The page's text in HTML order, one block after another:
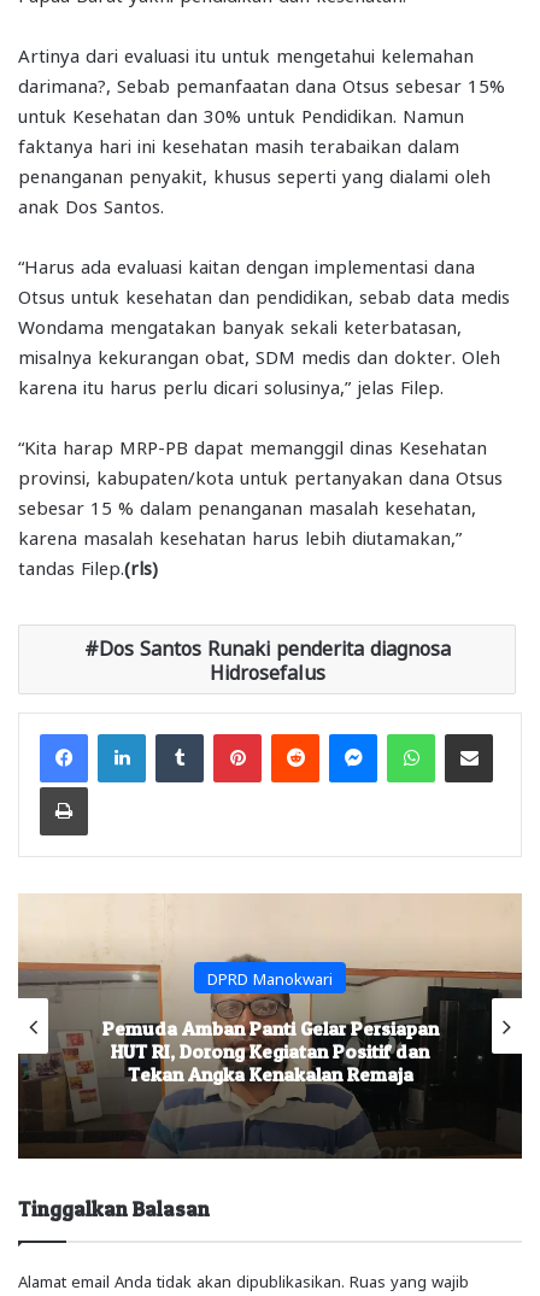
Artinya dari evaluasi itu untuk mengetahui kelemahan
darimana?, Sebab pemanfaatan dana Otsus sebesar 15%
untuk Kesehatan dan 30% untuk Pendidikan. Namun
faktanya hari ini kesehatan masih terabaikan dalam
penanganan penyakit, khusus seperti yang dialami oleh
anak Dos Santos.
“Harus ada evaluasi kaitan dengan implementasi dana
Otsus untuk kesehatan dan pendidikan, sebab data medis
Wondama mengatakan banyak sekali keterbatasan,
misalnya kekurangan obat, SDM medis dan dokter. Oleh
karena itu harus perlu dicari solusinya,” jelas Filep.
“Kita harap MRP-PB dapat memanggil dinas Kesehatan
provinsi, kabupaten/kota untuk pertanyakan dana Otsus
sebesar 15 % dalam penanganan masalah kesehatan,
karena masalah kesehatan harus lebih diutamakan,”
tandas Filep. (rls)
Dos Santos Runaki penderita diagnosa
Hidrosefalus
FacebookLinkedInTumblr PinterestReddit MessengerWhatsAppShare via Email
Print
DPRD Manokwari
Pemuda Amban Panti Gelar Persiapan
HUT RI, Dorong Kegiatan Positif dan
Tekan Angka Kenakalan Remaja
Tinggalkan Balasan
Alamat email Anda tidak akan dipublikasikan. Ruas yang wajib